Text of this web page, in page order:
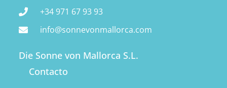
+34 971 67 93 93
info@sonnevonmallorca.com
Die Sonne von Mallorca S.L.
Contacto